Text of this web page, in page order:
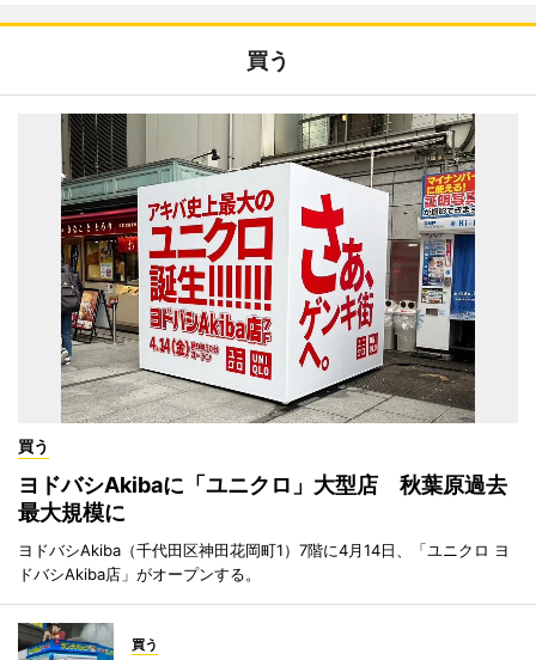
買う
買う
ヨドバシAkibaに「ユニクロ」大型店 秋葉原過去
最大規模に
ヨドバシAkiba（千代田区神田花岡町1）7階に4月14日、「ユニクロ ヨ
ドバシAkiba店」がオープンする。
買う